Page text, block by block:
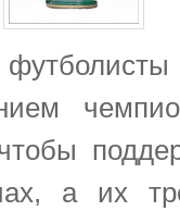
а их